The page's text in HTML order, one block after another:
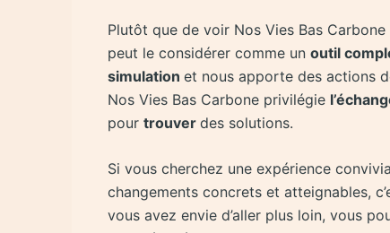
Plutôt que de voir Nos Vies Bas
peut le considérer comme un outil
simulation et nous apporte des actions
Nos Vies Bas Carbone privilégie
pour trouver des solutions.
Si vous cherchez une expérience
changements concrets et atteignables,
vous avez envie d’aller plus loin, vous